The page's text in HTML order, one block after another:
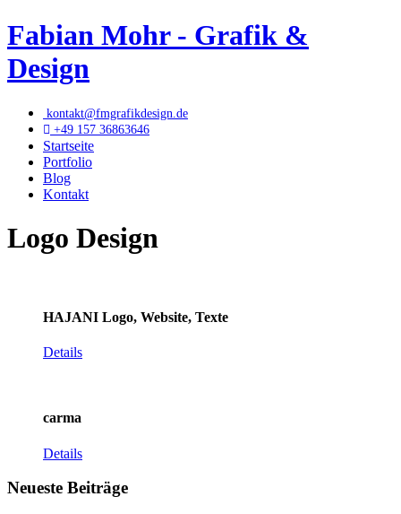
Fabian Mohr - Grafik &
Design
kontakt@fmgrafikdesign.de
+49 157 36863646
Startseite
Portfolio
Blog
Kontakt
Logo Design
HAJANI Logo, Website, Texte
Details
carma
Details
Neueste Beiträge